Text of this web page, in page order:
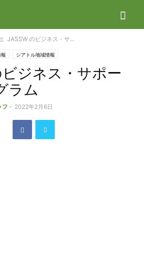
JASSW のビジネス・サ...
シアトル地域情報
ら
ジネス・サポー
ラム
フ - 2022年2月6日